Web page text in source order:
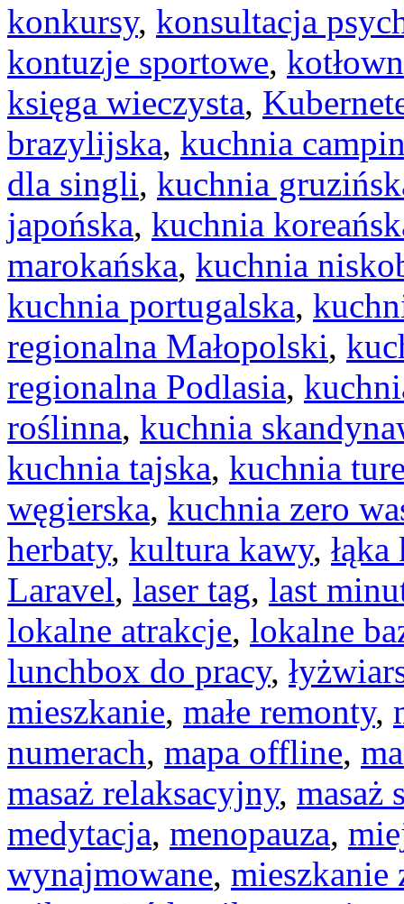
konkursy, konsultacja
kontuzje sportowe,
księga wieczysta,
brazylijska, kuchnia
dla singli, kuchnia
japońska, kuchnia
marokańska, kuchnia
kuchnia portugalska,
regionalna Małopolski,
regionalna Podlasia,
roślinna, kuchnia
kuchnia tajska, kuchnia
węgierska, kuchnia zero
herbaty, kultura kawy,
Laravel, laser tag, last
lokalne atrakcje, lokalne
lunchbox do pracy,
mieszkanie, małe remonty,
numerach, mapa offline,
masaż relaksacyjny, masaż
medytacja, menopauza,
wynajmowane, mieszkanie